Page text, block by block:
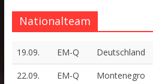
Nationalteam
19.09. EM-Q Deutschland
22.09. EM-Q Montenegro